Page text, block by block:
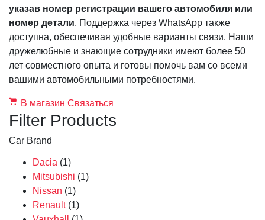
указав номер регистрации вашего автомобиля или
номер детали. Поддержка через WhatsApp также
доступна, обеспечивая удобные варианты связи. Наши
дружелюбные и знающие сотрудники имеют более 50
лет совместного опыта и готовы помочь вам со всеми
вашими автомобильными потребностями.
В магазин Связаться
Filter Products
Car Brand
Dacia (1)
Mitsubishi (1)
Nissan (1)
Renault (1)